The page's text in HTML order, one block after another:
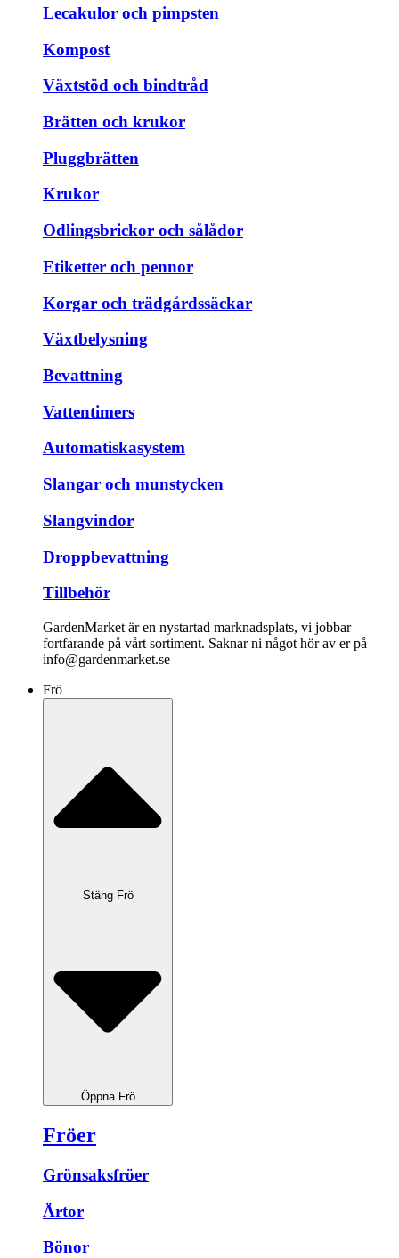
Lecakulor och pimpsten
Kompost
Växtstöd och bindtråd
Brätten och krukor
Pluggbrätten
Krukor
Odlingsbrickor och sålådor
Etiketter och pennor
Korgar och trädgårdssäckar
Växtbelysning
Bevattning
Vattentimers
Automatiskasystem
Slangar och munstycken
Slangvindor
Droppbevattning
Tillbehör
GardenMarket är en nystartad marknadsplats, vi jobbar
fortfarande på vårt sortiment. Saknar ni något hör av er på
info@gardenmarket.se
Frö
Stäng Frö
Öppna Frö
Fröer
Grönsaksfröer
Ärtor
Bönor